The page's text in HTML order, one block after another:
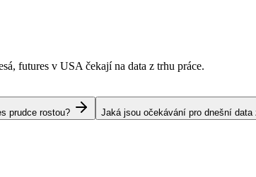
futures v USA čekají na data z trhu práce.
prudce rostou? Jaká jsou očekávání pro dnešní data